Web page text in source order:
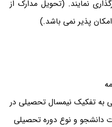
نمایند. (تحویل مدارک از
پذیر نمی باشد.)
به تفکیک نیمسال تحصیلی در
و نوع دوره تحصیلی